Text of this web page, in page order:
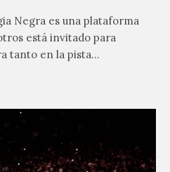
Negra es una plataforma
está invitado para
tanto en la pista…